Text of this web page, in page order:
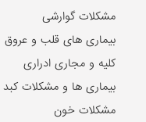
مشکلات گوارشی
بیماری های قلب و عروق
کلیه و مجاری ادراری
بیماری ها و مشکلات کبد
مشکلات خون